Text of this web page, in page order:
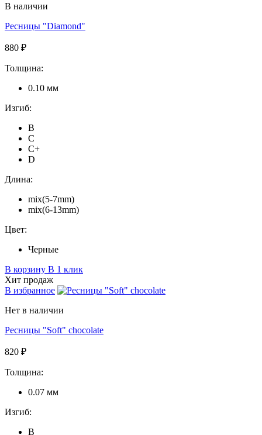
В наличии
Ресницы "Diamond"
880 ₽
Толщина:
0.10 мм
Изгиб:
B
C
C+
D
Длина:
mix(5-7mm)
mix(6-13mm)
Цвет:
Черные
В корзину В 1 клик
Хит продаж
В избранное
Нет в наличии
Ресницы "Soft" chocolate
820 ₽
Толщина:
0.07 мм
Изгиб:
B